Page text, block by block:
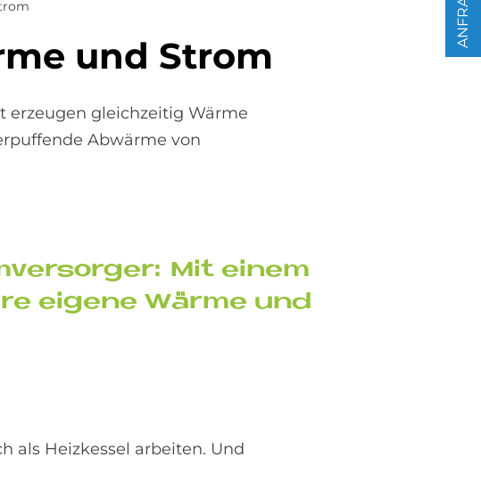
und Strom
erzeugen gleichzeitig Wärme
Abwärme von
Mit ei­nem
ei­ge­ne Wär­me und
als Heizkessel arbeiten. Und